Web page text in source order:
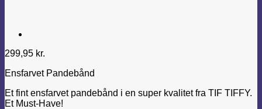
299,95 kr.
Ensfarvet Pandebånd
Et fint ensfarvet pandebånd i en super kvalitet fra TIF TIFFY.
Et Must-Have!